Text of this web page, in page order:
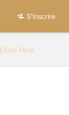
S'inscrire
Elso Feria